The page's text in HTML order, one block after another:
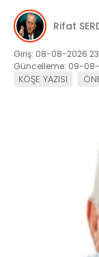
Rifat
Giriş: 08-08-2026
Güncelleme: 09-
KÖŞE YAZISI